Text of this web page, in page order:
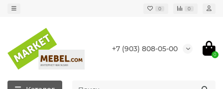
0 0
+7 (903) 808-05-00
0